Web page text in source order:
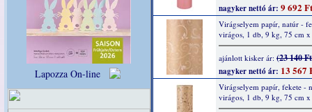
Lapozza On-line
nagyker nettó ár: 9 692 Ft
Virágselyem papír, natúr -
virágos, 1 db, 9 kg, 75 cm
ajánlott kisker ár: (23 140
nagyker nettó ár: 13 567
Virágselyem papír, fekete -
virágos, 1 db, 9 kg, 75 cm